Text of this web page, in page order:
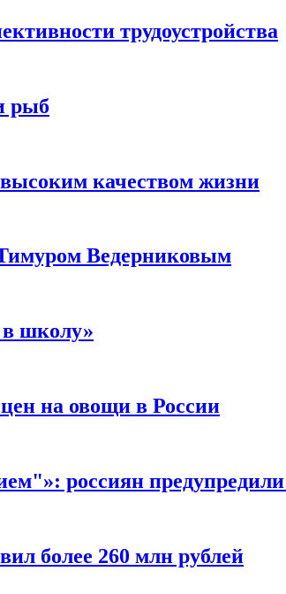
трудоустройства
рыб
качеством жизни
Ведерниковым
в школу»
на овощи в России
россиян
более 260 млн рублей